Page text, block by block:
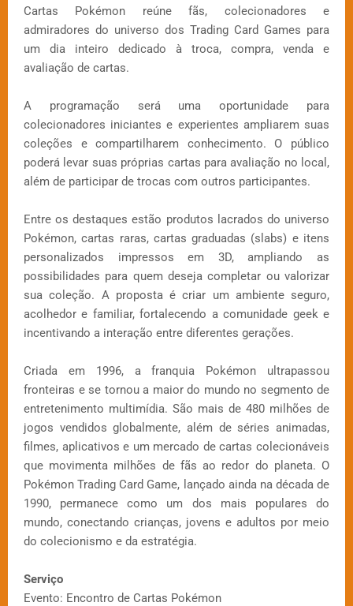
Cartas Pokémon reúne fãs, colecionadores e
admiradores do universo dos Trading Card Games para
um dia inteiro dedicado à troca, compra, venda e
avaliação de cartas.
A programação será uma oportunidade para
colecionadores iniciantes e experientes ampliarem suas
coleções e compartilharem conhecimento. O público
poderá levar suas próprias cartas para avaliação no local,
além de participar de trocas com outros participantes.
Entre os destaques estão produtos lacrados do universo
Pokémon, cartas raras, cartas graduadas (slabs) e itens
personalizados impressos em 3D, ampliando as
possibilidades para quem deseja completar ou valorizar
sua coleção. A proposta é criar um ambiente seguro,
acolhedor e familiar, fortalecendo a comunidade geek e
incentivando a interação entre diferentes gerações.
Criada em 1996, a franquia Pokémon ultrapassou
fronteiras e se tornou a maior do mundo no segmento de
entretenimento multimídia. São mais de 480 milhões de
jogos vendidos globalmente, além de séries animadas,
filmes, aplicativos e um mercado de cartas colecionáveis
que movimenta milhões de fãs ao redor do planeta. O
Pokémon Trading Card Game, lançado ainda na década de
1990, permanece como um dos mais populares do
mundo, conectando crianças, jovens e adultos por meio
do colecionismo e da estratégia.
Serviço
Evento: Encontro de Cartas Pokémon